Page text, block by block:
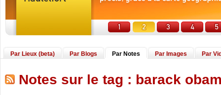
Par Lieux (beta) Par Blogs Par Notes Par Images Par
Notes sur le tag : barack